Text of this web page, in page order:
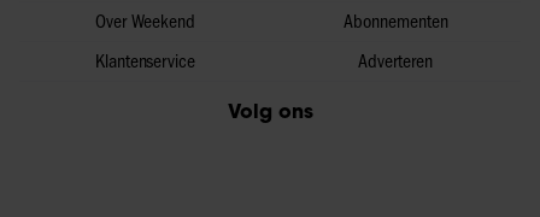
Over Weekend
Klantenservice
Abonnementen
Adverteren
Volg ons